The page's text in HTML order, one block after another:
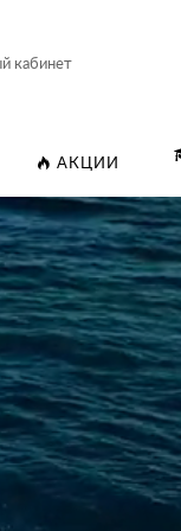
кабинет
АКЦИИ